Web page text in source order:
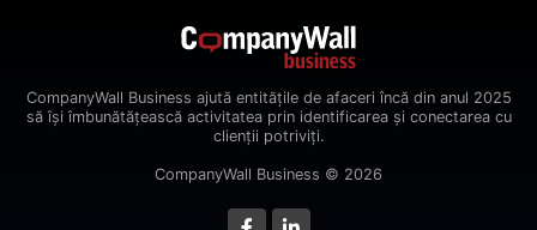
CompanyWall Business ajută entitățile de afaceri încă din anul 2025
să își îmbunătățească activitatea prin identificarea și conectarea cu
clienții potriviți.
CompanyWall Business © 2026